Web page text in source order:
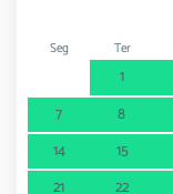
Seg Ter
1
7
8
14
15
21
22